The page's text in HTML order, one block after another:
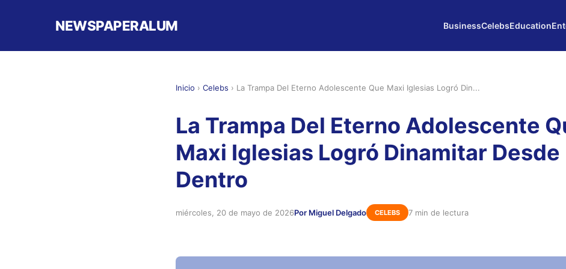
NEWSPAPERALUM BusinessCelebsEducation
Inicio › Celebs › La Trampa Del Eterno Adolescente Que Maxi Iglesias Logró Din...
La Trampa Del Eterno Adolescente
Maxi Iglesias Logró Dinamitar Desde
Dentro
miércoles, 20 de mayo de 2026Por Miguel Delgado CELEBS 7 min de lectura